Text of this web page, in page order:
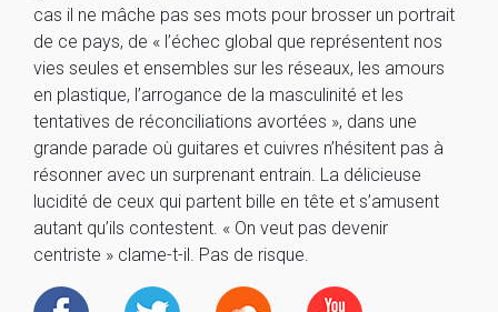
cas il ne mâche pas ses mots pour brosser un portrait
de ce pays, de « l’échec global que représentent nos
vies seules et ensembles sur les réseaux, les amours
en plastique, l’arrogance de la masculinité et les
tentatives de réconciliations avortées », dans une
grande parade où guitares et cuivres n’hésitent pas à
résonner avec un surprenant entrain. La délicieuse
lucidité de ceux qui partent bille en tête et s’amusent
autant qu’ils contestent. « On veut pas devenir
centriste » clame-t-il. Pas de risque.